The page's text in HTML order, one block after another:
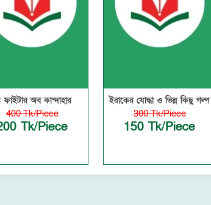
ফাইটার অব কান্দাহার
400 Tk/Piece
Tk/Piece
ইরাকের যোদ্ধা ও ভিন্ন কিছু গল্প
300 Tk/Piece
150 Tk/Piece